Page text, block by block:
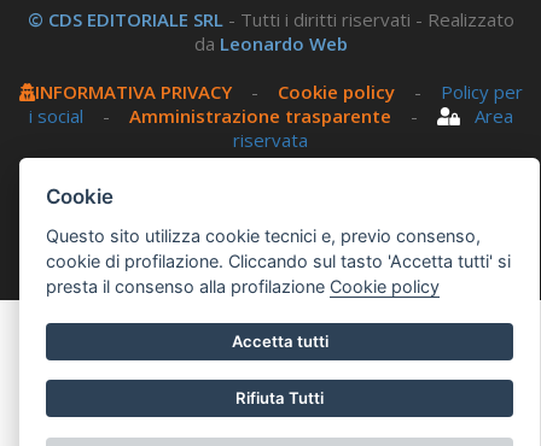
© CDS EDITORIALE SRL - Tutti i diritti riservati - Realizzato
da Leonardo Web
INFORMATIVA PRIVACY- Cookie policy- Policy per
i social - Amministrazione trasparente -
Area
riservata
Questo sito utilizza, nella versione per UTENTI CON
DISLESSIA, Biancoenero ®, una font italiana ad Alta
Leggibilità.
Cookie
Questo sito utilizza cookie tecnici e, previo consenso,
cookie di profilazione. Cliccando sul tasto 'Accetta tutti' si
presta il consenso alla profilazione Cookie policy
Accetta tutti
Rifiuta Tutti